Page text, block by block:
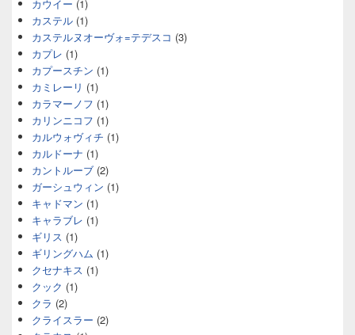
カウイー (1)
カステル (1)
カステルヌオーヴォ=テデスコ (3)
カプレ (1)
カプースチン (1)
カミレーリ (1)
カラマーノフ (1)
カリンニコフ (1)
カルウォヴィチ (1)
カルドーナ (1)
カントルーブ (2)
ガーシュウィン (1)
キャドマン (1)
キャラブレ (1)
ギリス (1)
ギリングハム (1)
クセナキス (1)
クック (1)
クラ (2)
クライスラー (2)